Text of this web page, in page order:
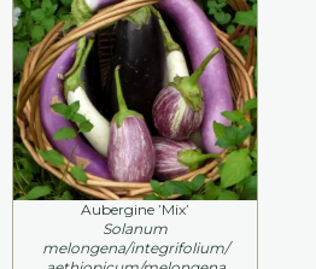
Aubergine ’Mix’
Solanum
melongena/integrifolium/